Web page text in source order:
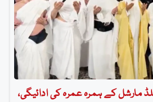
مارشل کے ہمرہ عمرہ کی ادائیگی،